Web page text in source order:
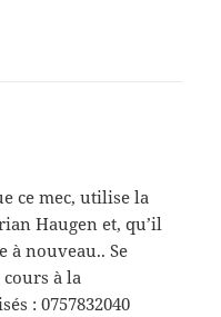
ce mec, utilise la
Haugen et, qu’il
à nouveau.. Se
à la
: 0757832040